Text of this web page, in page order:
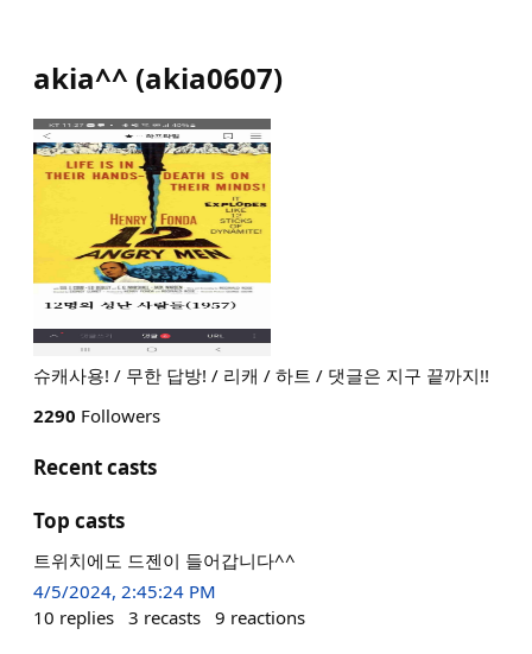
akia^^ (akia0607)
슈캐사용! / 무한 답방! / 리캐 / 하트 / 댓글은 지구 끝까지!!
2290 Followers
Recent casts
Top casts
트위치에도 드젠이 들어갑니다^^
4/5/2024, 2:45:24 PM
10 replies 3 recasts 9 reactions